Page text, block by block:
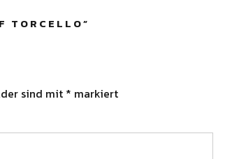
TORCELLO”
sind mit * markiert